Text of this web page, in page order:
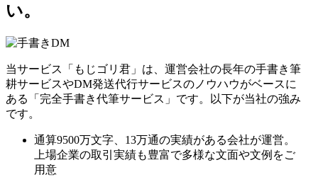
い。
当サービス「もじゴリ君」は、運営会社の長年の手書き筆
耕サービスやDM発送代行サービスのノウハウがベースに
ある「完全手書き代筆サービス」です。以下が当社の強み
です。
通算9500万文字、13万通の実績がある会社が運営。
上場企業の取引実績も豊富で多様な文面や文例をご
用意